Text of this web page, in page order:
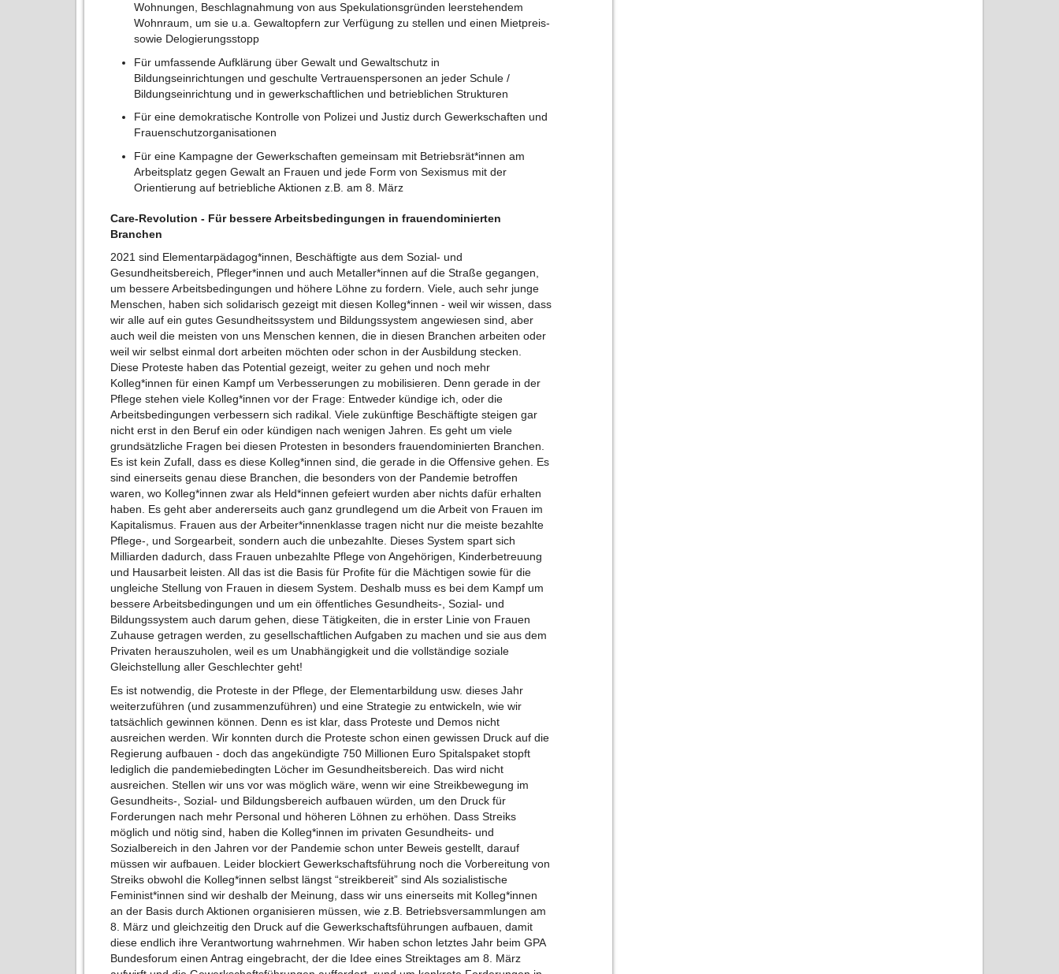
Wohnungen, Beschlagnahmung von aus Spekulationsgründen leerstehendem
Wohnraum, um sie u.a. Gewaltopfern zur Verfügung zu stellen und einen Mietpreis-
sowie Delogierungsstopp
Für umfassende Aufklärung über Gewalt und Gewaltschutz in
Bildungseinrichtungen und geschulte Vertrauenspersonen an jeder Schule /
Bildungseinrichtung und in gewerkschaftlichen und betrieblichen Strukturen
Für eine demokratische Kontrolle von Polizei und Justiz durch Gewerkschaften und
Frauenschutzorganisationen
Für eine Kampagne der Gewerkschaften gemeinsam mit Betriebsrät*innen am
Arbeitsplatz gegen Gewalt an Frauen und jede Form von Sexismus mit der
Orientierung auf betriebliche Aktionen z.B. am 8. März​
Care-Revolution - Für bessere Arbeitsbedingungen in frauendominierten
Branchen
2021 sind Elementarpädagog*innen, Beschäftigte aus dem Sozial- und
Gesundheitsbereich, Pfleger*innen und auch Metaller*innen auf die Straße gegangen,
um bessere Arbeitsbedingungen und höhere Löhne zu fordern. Viele, auch sehr junge
Menschen, haben sich solidarisch gezeigt mit diesen Kolleg*innen - weil wir wissen, dass
wir alle auf ein gutes Gesundheitssystem und Bildungssystem angewiesen sind, aber
auch weil die meisten von uns Menschen kennen, die in diesen Branchen arbeiten oder
weil wir selbst einmal dort arbeiten möchten oder schon in der Ausbildung stecken.
Diese Proteste haben das Potential gezeigt, weiter zu gehen und noch mehr
Kolleg*innen für einen Kampf um Verbesserungen zu mobilisieren. Denn gerade in der
Pflege stehen viele Kolleg*innen vor der Frage: Entweder kündige ich, oder die
Arbeitsbedingungen verbessern sich radikal. Viele zukünftige Beschäftigte steigen gar
nicht erst in den Beruf ein oder kündigen nach wenigen Jahren. Es geht um viele
grundsätzliche Fragen bei diesen Protesten in besonders frauendominierten Branchen.
Es ist kein Zufall, dass es diese Kolleg*innen sind, die gerade in die Offensive gehen. Es
sind einerseits genau diese Branchen, die besonders von der Pandemie betroffen
waren, wo Kolleg*innen zwar als Held*innen gefeiert wurden aber nichts dafür erhalten
haben. Es geht aber andererseits auch ganz grundlegend um die Arbeit von Frauen im
Kapitalismus. Frauen aus der Arbeiter*innenklasse tragen nicht nur die meiste bezahlte
Pflege-, und Sorgearbeit, sondern auch die unbezahlte. Dieses System spart sich
Milliarden dadurch, dass Frauen unbezahlte Pflege von Angehörigen, Kinderbetreuung
und Hausarbeit leisten. All das ist die Basis für Profite für die Mächtigen sowie für die
ungleiche Stellung von Frauen in diesem System. Deshalb muss es bei dem Kampf um
bessere Arbeitsbedingungen und um ein öffentliches Gesundheits-, Sozial- und
Bildungssystem auch darum gehen, diese Tätigkeiten, die in erster Linie von Frauen
Zuhause getragen werden, zu gesellschaftlichen Aufgaben zu machen und sie aus dem
Privaten herauszuholen, weil es um Unabhängigkeit und die vollständige soziale
Gleichstellung aller Geschlechter geht!
Es ist notwendig, die Proteste in der Pflege, der Elementarbildung usw. dieses Jahr
weiterzuführen (und zusammenzuführen) und eine Strategie zu entwickeln, wie wir
tatsächlich gewinnen können. Denn es ist klar, dass Proteste und Demos nicht
ausreichen werden. Wir konnten durch die Proteste schon einen gewissen Druck auf die
Regierung aufbauen - doch das angekündigte 750 Millionen Euro Spitalspaket stopft
lediglich die pandemiebedingten Löcher im Gesundheitsbereich. Das wird nicht
ausreichen. Stellen wir uns vor was möglich wäre, wenn wir eine Streikbewegung im
Gesundheits-, Sozial- und Bildungsbereich aufbauen würden, um den Druck für
Forderungen nach mehr Personal und höheren Löhnen zu erhöhen. Dass Streiks
möglich und nötig sind, haben die Kolleg*innen im privaten Gesundheits- und
Sozialbereich in den Jahren vor der Pandemie schon unter Beweis gestellt, darauf
müssen wir aufbauen. Leider blockiert Gewerkschaftsführung noch die Vorbereitung von
Streiks obwohl die Kolleg*innen selbst längst “streikbereit” sind Als sozialistische
Feminist*innen sind wir deshalb der Meinung, dass wir uns einerseits mit Kolleg*innen
an der Basis durch Aktionen organisieren müssen, wie z.B. Betriebsversammlungen am
8. März und gleichzeitig den Druck auf die Gewerkschaftsführungen aufbauen, damit
diese endlich ihre Verantwortung wahrnehmen. Wir haben schon letztes Jahr beim GPA
Bundesforum einen Antrag eingebracht, der die Idee eines Streiktages am 8. März